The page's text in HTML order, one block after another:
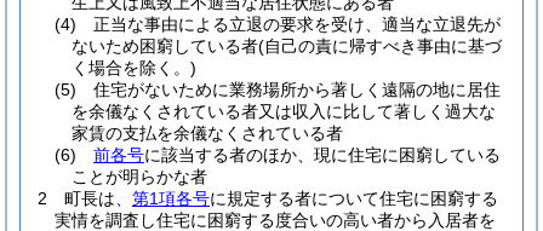
(4)
正当な事由による立退の要求を受け、適当な立退先が
ないため困窮している者(自己の責に帰すべき事由に基づ
く場合を除く。)
(5)
住宅がないために業務場所から著しく遠隔の地に居住
を余儀なくされている者又は収入に比して著しく過大な
家賃の支払を余儀なくされている者
(6)
前各号に該当する者のほか、現に住宅に困窮している
ことが明らかな者
2
町長は、 第1項各号に規定する者について住宅に困窮する
実情を調査し住宅に困窮する度合いの高い者から入居者を